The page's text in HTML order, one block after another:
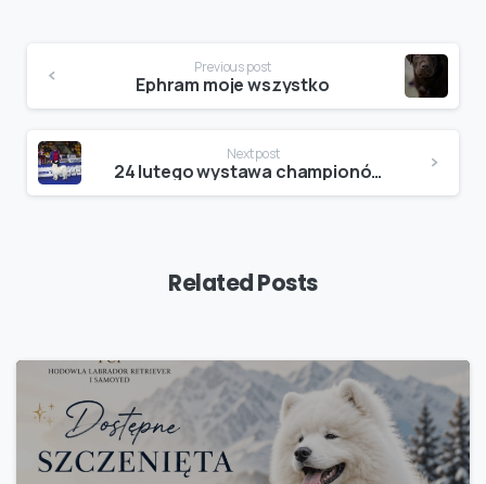
Reading
Previous post
Ephram moje wszystko
Next post
24 lutego wystawa championów Leszno 2019
Related Posts